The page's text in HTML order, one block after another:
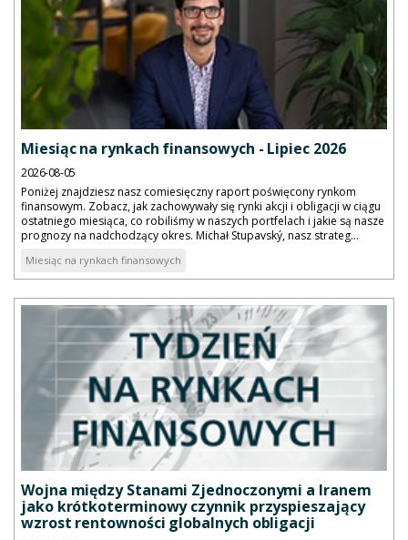
Miesiąc na rynkach finansowych - Lipiec 2026
2026-08-05
Poniżej znajdziesz nasz comiesięczny raport poświęcony rynkom
finansowym. Zobacz, jak zachowywały się rynki akcji i obligacji w ciągu
ostatniego miesiąca, co robiliśmy w naszych portfelach i jakie są nasze
prognozy na nadchodzący okres. Michał Stupavský, nasz strateg...
Miesiąc na rynkach finansowych
Wojna między Stanami Zjednoczonymi a Iranem
jako krótkoterminowy czynnik przyspieszający
wzrost rentowności globalnych obligacji